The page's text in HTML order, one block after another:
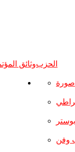
الحزبوثائق
صورة
بوستر
وفن